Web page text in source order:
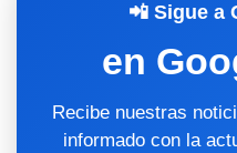
📲 Sigue a
en
Recibe nuestras
informado con la